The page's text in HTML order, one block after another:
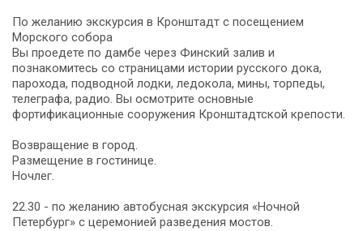
По желанию экскурсия в Кронштадт с посещением
Морского собора
Вы проедете по дамбе через Финский залив и
познакомитесь со страницами истории русского дока,
парохода, подводной лодки, ледокола, мины, торпеды,
телеграфа, радио. Вы осмотрите основные
фортификационные сооружения Кронштадтской крепости.
Возвращение в город.
Размещение в гостинице.
Ночлег.
22.30 - по желанию автобусная экскурсия «Ночной
Петербург» с церемонией разведения мостов.